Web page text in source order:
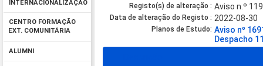
INTERNACIONALIZAÇÃO
CENTRO FORMAÇÃO
EXT. COMUNITÁRIA
ALUMNI
Registo(s) de alteração : Aviso n.º
Data de alteração do Registo : 2022-08-30
Planos de Estudo: Aviso nº
Despacho